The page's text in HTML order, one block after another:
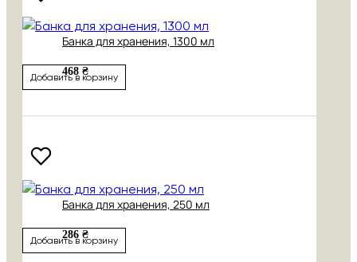
Банка для хранения, 1300 мл
468 ₴
Добавить в корзину
Банка для хранения, 250 мл
286 ₴
Добавить в корзину